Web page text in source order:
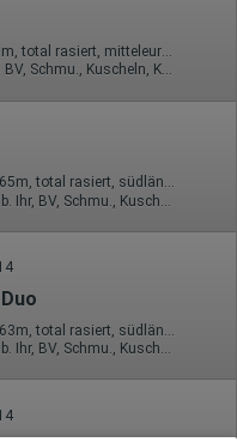
90E(DD), KF 36/38, 1.65m, total rasiert, mitteleuropäisch
ZK, 69, GF6, Franz b. Ihr, BV, Schmu., Kuscheln, Körperküs.
24 Jahre, 90C, KF 36, 1.65m, total rasiert, südländisch
ZK, 69, GF6, NSa, Franz b. Ihr, BV, Schmu., Kuscheln